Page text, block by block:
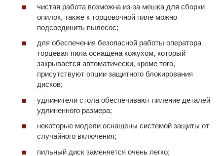
чистая работа возможна из-за мешка для сборки
опилок, также к торцовочной пиле можно
подсоединить пылесос;
для обеспечения безопасной работы оператора
торцевая пила оснащена кожухом, который
закрывается автоматически, кроме того,
присутствуют опции защитного блокирования
дисков;
удлинители стола обеспечивают пиление деталей
удлиненного размера;
некоторые модели оснащены системой защиты от
случайного включения;
пильный диск заменяется очень легко;